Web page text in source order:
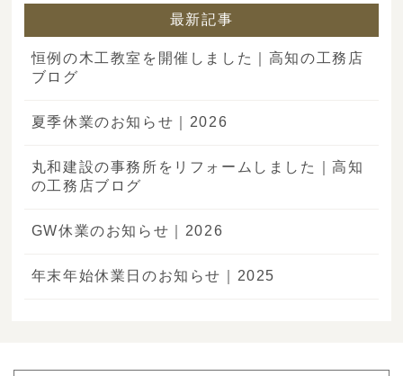
最新記事
恒例の木工教室を開催しました｜高知の工務店
ブログ
夏季休業のお知らせ｜2026
丸和建設の事務所をリフォームしました｜高知
の工務店ブログ
GW休業のお知らせ｜2026
年末年始休業日のお知らせ｜2025